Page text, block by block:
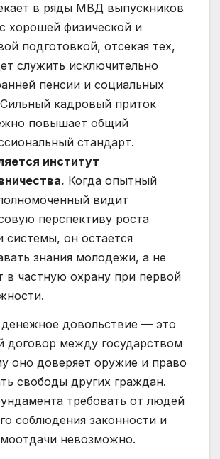
в ряды МВД выпускников
хорошей физической и
подготовкой, отсекая тех,
служить исключительно
пенсии и социальных
Сильный кадровый приток
повышает общий
стандарт.
институт
Когда опытный
видит
перспективу роста
системы, он остается
знания молодежи, а не
в частную охрану при первой
довольствие — это
договор между государством
оно доверяет оружие и право
свободы других граждан.
требовать от людей
соблюдения законности и
невозможно.